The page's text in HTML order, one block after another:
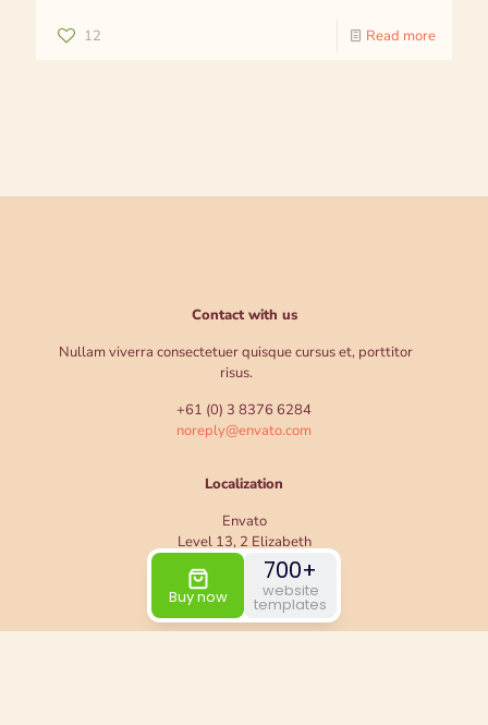
12 Read more
Contact with us
Nullam viverra consectetuer quisque cursus et, porttitor
risus.
+61 (0) 3 8376 6284
noreply@envato.com
Localization
Envato
Level 13, 2 Elizabeth
Victoria 3000
Australia
Buy now
700+
website
templates